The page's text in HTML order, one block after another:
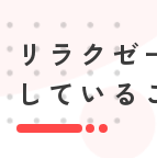
リラクゼ
している